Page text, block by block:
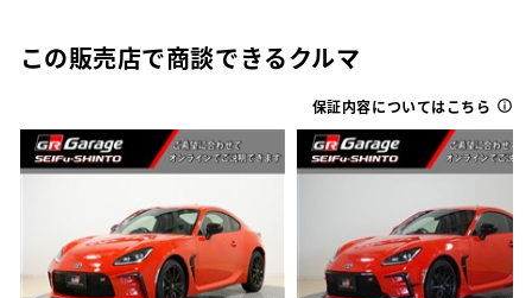
この販売店で商談できるクルマ
保証内容についてはこちら